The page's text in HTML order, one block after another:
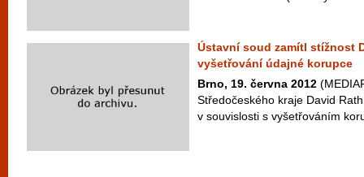
Ústavní soud zamítl stížnost
vyšetřování údajné korupce
Brno, 19. června 2012
Středočeského kraje David
v souvislosti s vyšetřováním